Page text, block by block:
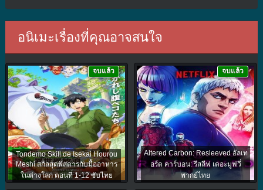
อนิเมะเรื่องที่คุณอาจสนใจ
Tondemo Skill de Isekai Hourou
Meshi สกิลสุดพิสดารกับมื้ออาหาร
ในต่างโลก ตอนที่ 1-12 ซับไทย
จบแล้ว
Altered Carbon: Resleeved อัลเท
อร์ด คาร์บอน: รีสลีฟ เดอะมูฟวี่
พากย์ไทย
จบแล้ว